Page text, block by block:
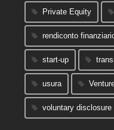
Private Equity
rendiconto
start-up
usura
voluntary disclosure